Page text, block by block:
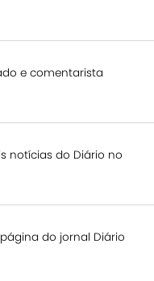
e comentarista
notícias do Diário no
do jornal Diário